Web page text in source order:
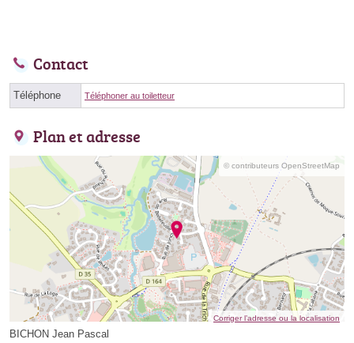
Contact
Téléphone Téléphoner au toiletteur
Plan et adresse
© contributeurs OpenStreetMap
Corriger l’adresse ou la localisation
BICHON Jean Pascal